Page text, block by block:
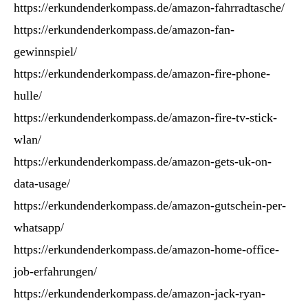
https://erkundenderkompass.de/amazon-fahrradtasche/
https://erkundenderkompass.de/amazon-fan-
gewinnspiel/
https://erkundenderkompass.de/amazon-fire-phone-
hulle/
https://erkundenderkompass.de/amazon-fire-tv-stick-
wlan/
https://erkundenderkompass.de/amazon-gets-uk-on-
data-usage/
https://erkundenderkompass.de/amazon-gutschein-per-
whatsapp/
https://erkundenderkompass.de/amazon-home-office-
job-erfahrungen/
https://erkundenderkompass.de/amazon-jack-ryan-